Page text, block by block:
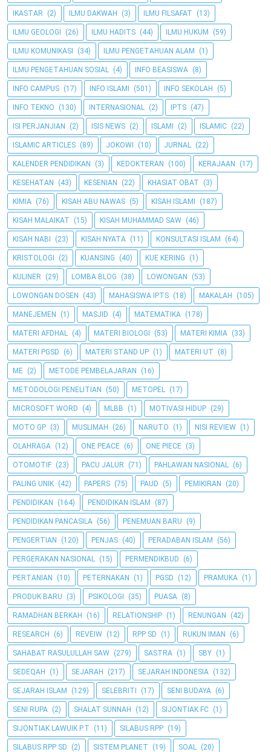
IKASTAR (2) ILMU DAKWAH (3) ILMU FILSAFAT (13)
ILMU GEOLOGI (26) ILMU HADITS (44) ILMU HUKUM (59)
ILMU KOMUNIKASI (34) ILMU PENGETAHUAN ALAM (1)
ILMU PENGETAHUAN SOSIAL (4) INFO BEASISWA (8)
INFO CAMPUS (17) INFO ISLAMI (501) INFO SEKOLAH (5)
INFO TEKNO (130) INTERNASIONAL (2) IPTS (47)
ISI PERJANJIAN (2) ISIS NEWS (2) ISLAMI (2) ISLAMIC (22)
ISLAMIC ARTICLES (89) JOKOWI (10) JURNAL (22)
KALENDER PENDIDIKAN (3) KEDOKTERAN (100) KERAJAAN (17)
KESEHATAN (43) KESENIAN (22) KHASIAT OBAT (3)
KIMIA (76) KISAH ABU NAWAS (5) KISAH ISLAMI (187)
KISAH MALAIKAT (15) KISAH MUHAMMAD SAW (46)
KISAH NABI (23) KISAH NYATA (11) KONSULTASI ISLAM (64)
KRISTOLOGI (2) KUANSING (40) KUE KERING (1)
KULINER (29) LOMBA BLOG (38) LOWONGAN (53)
LOWONGAN DOSEN (43) MAHASISWA IPTS (18) MAKALAH (105)
MANEJEMEN (1) MASJID (4) MATEMATIKA (178)
MATERI AFDHAL (4) MATERI BIOLOGI (53) MATERI KIMIA (33)
MATERI PGSD (6) MATERI STAND UP (1) MATERI UT (8)
ME (2) METODE PEMBELAJARAN (16)
METODOLOGI PENELITIAN (50) METOPEL (17)
MICROSOFT WORD (4) MLBB (1) MOTIVASI HIDUP (29)
MOTO GP (3) MUSLIMAH (26) NARUTO (1) NISI REVIEW (1)
OLAHRAGA (12) ONE PEACE (6) ONE PIECE (3)
OTOMOTIF (23) PACU JALUR (71) PAHLAWAN NASIONAL (6)
PALING UNIK (42) PAPERS (75) PAUD (5) PEMIKIRAN (20)
PENDIDIKAN (164) PENDIDIKAN ISLAM (87)
PENDIDIKAN PANCASILA (56) PENEMUAN BARU (9)
PENGERTIAN (120) PENJAS (40) PERADABAN ISLAM (56)
PERGERAKAN NASIONAL (15) PERMENDIKBUD (6)
PERTANIAN (10) PETERNAKAN (1) PGSD (12) PRAMUKA (1)
PRODUK BARU (3) PSIKOLOGI (35) PUASA (8)
RAMADHAN BERKAH (16) RELATIONSHIP (1) RENUNGAN (42)
RESEARCH (6) REVEIW (12) RPP SD (1) RUKUN IMAN (6)
SAHABAT RASULULLAH SAW (279) SASTRA (1) SBY (1)
SEDEQAH (1) SEJARAH (217) SEJARAH INDONESIA (132)
SEJARAH ISLAM (129) SELEBRITI (17) SENI BUDAYA (6)
SENI RUPA (2) SHALAT SUNNAH (12) SIJONTIAK FC (1)
SIJONTIAK LAWUIK P.T (11) SILABUS RPP (19)
SILABUS RPP SD (2) SISTEM PLANET (19) SOAL (20)